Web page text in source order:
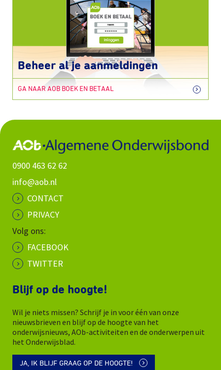
Beheer al je aanmeldingen
GA NAAR AOB BOEK EN BETAAL
0900 463 62 62
info@aob.nl
CONTACT
PRIVACY
Volg ons:
FACEBOOK
TWITTER
Blijf op de hoogte!
Wil je niets missen? Schrijf je in voor één van onze
nieuwsbrieven en blijf op de hoogte van het
onderwijsnieuws, AOb-activiteiten en de onderwerpen uit
het Onderwijsblad.
JA, IK BLIJF GRAAG OP DE HOOGTE!